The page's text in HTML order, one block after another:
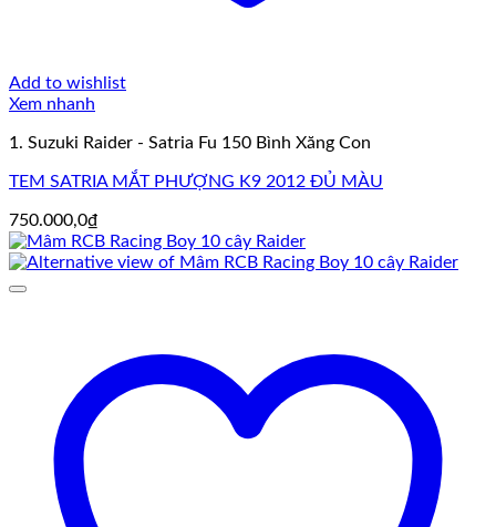
Add to wishlist
Xem nhanh
1. Suzuki Raider - Satria Fu 150 Bình Xăng Con
TEM SATRIA MẮT PHƯỢNG K9 2012 ĐỦ MÀU
750.000,0₫